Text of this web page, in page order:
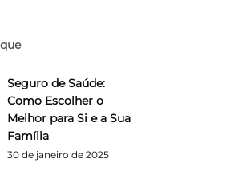
Seguro de Saúde:
Como Escolher o
Melhor para Si e a Sua
Família
30 de janeiro de 2025